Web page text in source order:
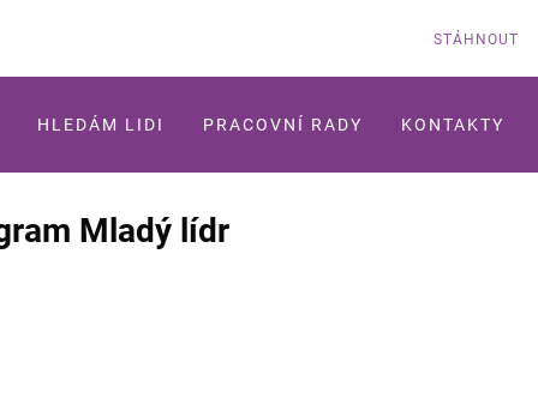
STÁHNOUT
HLEDÁM LIDI PRACOVNÍ RADY KONTAKTY
Mladý lídr